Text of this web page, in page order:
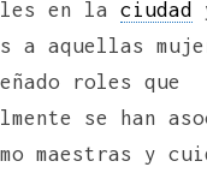
en la ciudad
a aquellas
roles que
se han
maestras y